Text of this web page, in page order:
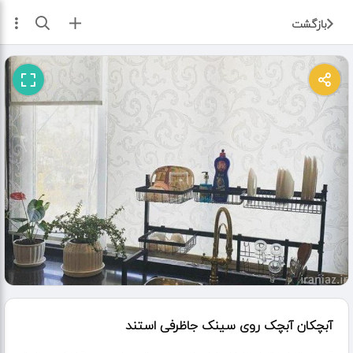
بازگشت ثبت آگهی
آبچکان آبچک روی سینک جاظرفی استند